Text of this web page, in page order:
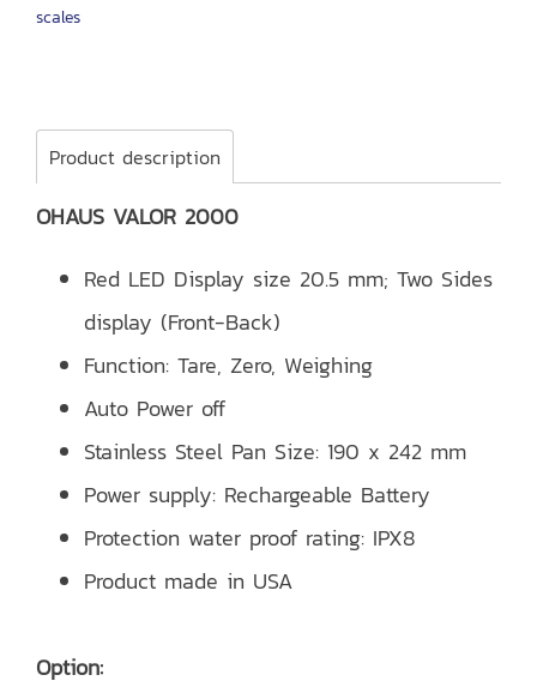
scales
Product description
OHAUS VALOR 2000
Red LED Display size 20.5 mm; Two Sides
display (Front-Back)
Function: Tare, Zero, Weighing
Auto Power off
Stainless Steel Pan Size: 190 x 242 mm
Power supply: Rechargeable Battery
Protection water proof rating: IPX8
Product made in USA
Option: